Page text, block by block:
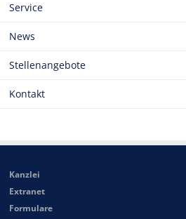
Service
News
Stellenangebote
Kontakt
Kanzlei
Extranet
Formulare